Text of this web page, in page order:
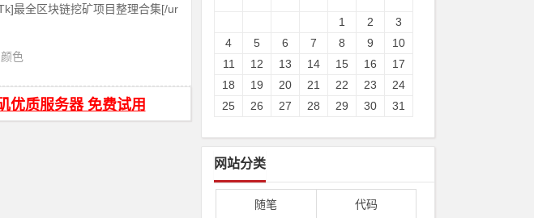
最全区块链挖矿项目整理合集[/ur
颜色
优质服务器 免费试用
1 2
3
4
5 6 7 8 9
10
11
12 13 14 15 16
17
18
19 20 21 22 23
24
25
26 27 28 29 30 31
网站分类
随笔 代码